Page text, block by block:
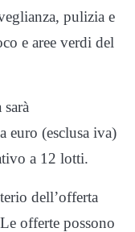
pulizia e
e aree verdi del
euro (esclusa iva)
a 12 lotti.
dell’offerta
offerte possono